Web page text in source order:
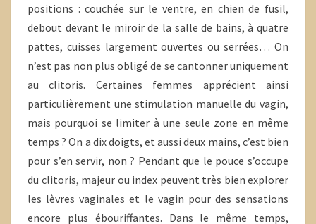
positions : couchée sur le ventre, en chien de fusil,
debout devant le miroir de la salle de bains, à quatre
pattes, cuisses largement ouvertes ou serrées… On
n’est pas non plus obligé de se cantonner uniquement
au clitoris. Certaines femmes apprécient ainsi
particulièrement une stimulation manuelle du vagin,
mais pourquoi se limiter à une seule zone en même
temps ? On a dix doigts, et aussi deux mains, c’est bien
pour s’en servir, non ? Pendant que le pouce s’occupe
du clitoris, majeur ou index peuvent très bien explorer
les lèvres vaginales et le vagin pour des sensations
encore plus ébouriffantes. Dans le même temps,